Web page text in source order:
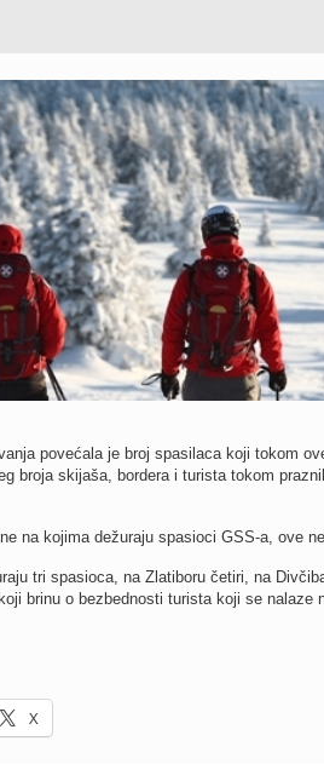
povećala je broj spasilaca koji tokom
broja skijaša, bordera i turista tokom
na kojima dežuraju spasioci GSS-a, ove
tri spasioca, na Zlatiboru četiri, na
brinu o bezbednosti turista koji se nalaze
X